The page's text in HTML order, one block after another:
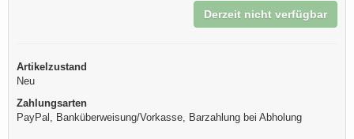
Derzeit nicht verfügbar
Artikelzustand
Neu
Zahlungsarten
PayPal, Banküberweisung/Vorkasse, Barzahlung bei Abholung